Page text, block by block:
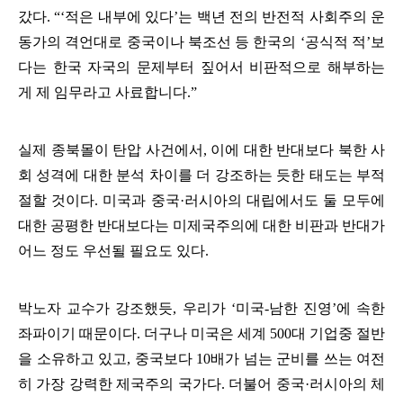
갔다. “‘적은 내부에 있다’는 백년 전의 반전적 사회주의 운
동가의 격언대로 중국이나 북조선 등 한국의 ‘공식적 적’ 보
다는 한국 자국의 문제부터 짚어서 비판적으로 해부하는
게 제 임무라고 사료합니다.”
실제 종북몰이 탄압 사건에서 , 이에 대한 반대보다 북한 사
회 성격에 대한 분석 차이를 더 강조하는 듯한 태도는 부적
절할 것이다. 미국과 중국·러시아의 대립에서도 둘 모두에
대한 공평한 반대보다는 미제국주의에 대한 비판과 반대가
어느 정도 우선될 필요도 있다.
박노자 교수가 강조했듯, 우리가 ‘미국-남한 진영’에 속한
좌파이기 때문이다. 더구나 미국은 세계 500대 기업중 절반
을 소유하고 있고, 중국보다 10배가 넘는 군비를 쓰는 여전
히 가장 강력한 제국주의 국가다. 더불어 중국·러시아의 체